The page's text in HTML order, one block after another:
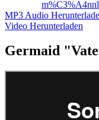
MP3 Audio
Video Herunterladen
Germaid